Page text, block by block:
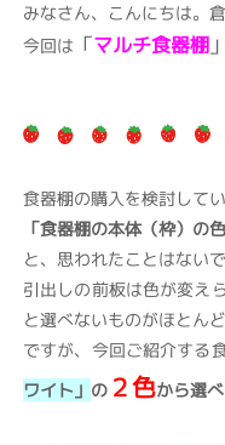
みなさん、こんにちは。
今回は 「マルチ食器棚」
食器棚の購入を検討してい
「食器棚の本体（枠）の
と、思われたことはない
引出しの前板は色が変え
と選べないものがほとんど
ですが、今回ご紹介する
ワイト」 の ２色から選